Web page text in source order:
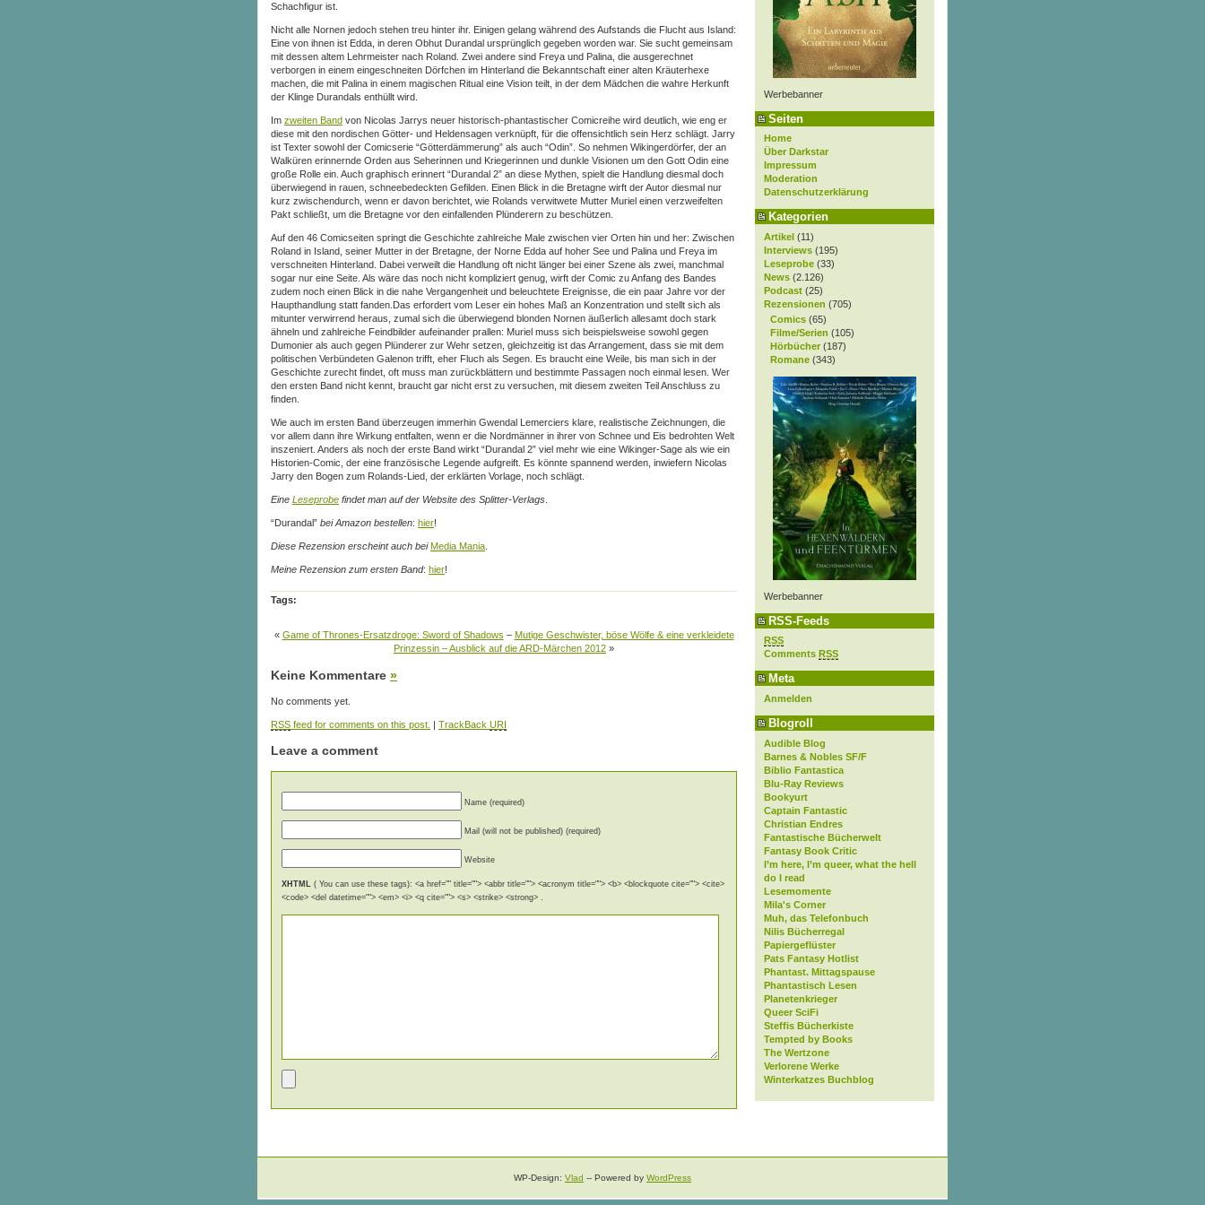
Werbebanner
Seiten
Home
Über Darkstar
Impressum
Moderation
Datenschutzerklärung
Kategorien
Artikel (11)
Interviews (195)
Leseprobe (33)
News (2.126)
Podcast (25)
Rezensionen (705)
Comics (65)
Filme/Serien (105)
Hörbücher (187)
Romane (343)
Werbebanner
RSS-Feeds
RSS
Comments RSS
Meta
Anmelden
Blogroll
Audible Blog
Barnes & Nobles SF/F
Biblio Fantastica
Blu-Ray Reviews
Bookyurt
Captain Fantastic
Christian Endres
Fantastische Bücherwelt
Fantasy Book Critic
I’m here, I’m queer, what the hell
do I read
Lesemomente
Mila's Corner
Muh, das Telefonbuch
Nilis Bücherregal
Papiergeflüster
Pats Fantasy Hotlist
Phantast. Mittagspause
Phantastisch Lesen
Planetenkrieger
Queer SciFi
Steffis Bücherkiste
Tempted by Books
The Wertzone
Verlorene Werke
Winterkatzes Buchblog
Schachfigur ist.
Nicht alle Nornen jedoch stehen treu hinter ihr. Einigen gelang während des Aufstands die Flucht aus Island:
Eine von ihnen ist Edda, in deren Obhut Durandal ursprünglich gegeben worden war. Sie sucht gemeinsam
mit dessen altem Lehrmeister nach Roland. Zwei andere sind Freya und Palina, die ausgerechnet
verborgen in einem eingeschneiten Dörfchen im Hinterland die Bekanntschaft einer alten Kräuterhexe
machen, die mit Palina in einem magischen Ritual eine Vision teilt, in der dem Mädchen die wahre Herkunft
der Klinge Durandals enthüllt wird.
Im zweiten Band von Nicolas Jarrys neuer historisch-phantastischer Comicreihe wird deutlich, wie eng er
diese mit den nordischen Götter- und Heldensagen verknüpft, für die offensichtlich sein Herz schlägt. Jarry
ist Texter sowohl der Comicserie “Götterdämmerung” als auch “Odin”. So nehmen Wikingerdörfer, der an
Walküren erinnernde Orden aus Seherinnen und Kriegerinnen und dunkle Visionen um den Gott Odin eine
große Rolle ein. Auch graphisch erinnert “Durandal 2” an diese Mythen, spielt die Handlung diesmal doch
überwiegend in rauen, schneebedeckten Gefilden. Einen Blick in die Bretagne wirft der Autor diesmal nur
kurz zwischendurch, wenn er davon berichtet, wie Rolands verwitwete Mutter Muriel einen verzweifelten
Pakt schließt, um die Bretagne vor den einfallenden Plünderern zu beschützen.
Auf den 46 Comicseiten springt die Geschichte zahlreiche Male zwischen vier Orten hin und her: Zwischen
Roland in Island, seiner Mutter in der Bretagne, der Norne Edda auf hoher See und Palina und Freya im
verschneiten Hinterland. Dabei verweilt die Handlung oft nicht länger bei einer Szene als zwei, manchmal
sogar nur eine Seite. Als wäre das noch nicht kompliziert genug, wirft der Comic zu Anfang des Bandes
zudem noch einen Blick in die nahe Vergangenheit und beleuchtete Ereignisse, die ein paar Jahre vor der
Haupthandlung statt fanden.Das erfordert vom Leser ein hohes Maß an Konzentration und stellt sich als
mitunter verwirrend heraus, zumal sich die überwiegend blonden Nornen äußerlich allesamt doch stark
ähneln und zahlreiche Feindbilder aufeinander prallen: Muriel muss sich beispielsweise sowohl gegen
Dumonier als auch gegen Plünderer zur Wehr setzen, gleichzeitig ist das Arrangement, dass sie mit dem
politischen Verbündeten Galenon trifft, eher Fluch als Segen. Es braucht eine Weile, bis man sich in der
Geschichte zurecht findet, oft muss man zurückblättern und bestimmte Passagen noch einmal lesen. Wer
den ersten Band nicht kennt, braucht gar nicht erst zu versuchen, mit diesem zweiten Teil Anschluss zu
finden.
Wie auch im ersten Band überzeugen immerhin Gwendal Lemerciers klare, realistische Zeichnungen, die
vor allem dann ihre Wirkung entfalten, wenn er die Nordmänner in ihrer von Schnee und Eis bedrohten Welt
inszeniert. Anders als noch der erste Band wirkt “Durandal 2” viel mehr wie eine Wikinger-Sage als wie ein
Historien-Comic, der eine französische Legende aufgreift. Es könnte spannend werden, inwiefern Nicolas
Jarry den Bogen zum Rolands-Lied, der erklärten Vorlage, noch schlägt.
Eine Leseprobe findet man auf der Website des Splitter-Verlags
“Durandal” bei Amazon bestellen: hier!
Diese Rezension erscheint auch bei Media Mania
Meine Rezension zum ersten Band: hier!
Tags:
« Game of Thrones-Ersatzdroge: Sword of Shadows – Mutige Geschwister, böse Wölfe & eine verkleidete
Prinzessin – Ausblick auf die ARD-Märchen 2012 »
Keine Kommentare »
No comments yet.
RSS feed for comments on this post. | TrackBack URI
Leave a comment
Name (required)
Mail (will not be published) (required)
Website
XHTML
( You can use these tags): <a href="" title=""> <abbr title=""> <acronym title=""> <b> <blockquote cite=""> <cite>
<code> <del datetime=""> <em> <i> <q cite=""> <s> <strike> <strong> .
WP-Design: Vlad -- Powered by WordPress